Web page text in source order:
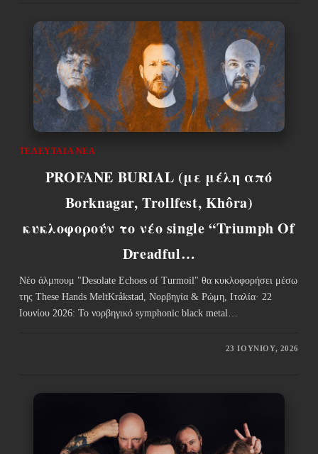
ΤΕΛΕΥΤΑΊΑ ΝΈΑ
PROFANE BURIAL (με μέλη από
Borknagar, Trollfest, Khôra)
κυκλοφορούν το νέο single “Triumph Of
Dreadful…
Νέο άλμπουμ "Desolate Echoes of Turmoil" θα κυκλοφορήσει μέσω
της These Hands MeltKråkstad, Νορβηγία & Ρώμη, Ιταλία· 22
Ιουνίου 2026: Το νορβηγικό symphonic black metal…
23 ΙΟΥΝΊΟΥ, 2026